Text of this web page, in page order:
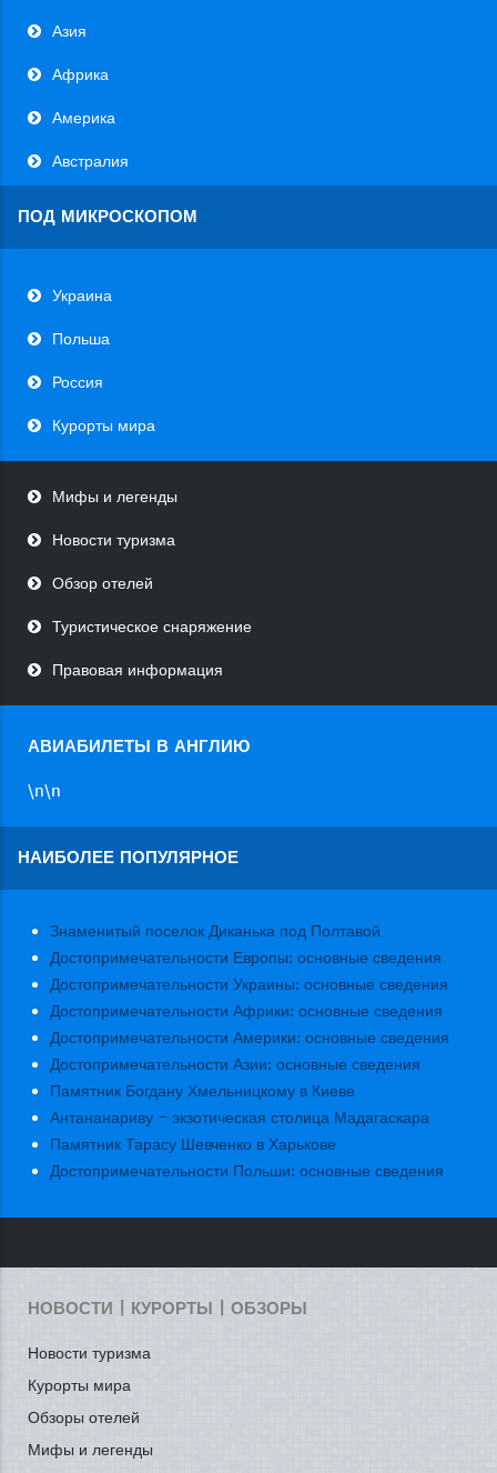
Азия
Африка
Америка
Австралия
ПОД МИКРОСКОПОМ
Украина
Польша
Россия
Курорты мира
Мифы и легенды
Новости туризма
Обзор отелей
Туристическое снаряжение
Правовая информация
АВИАБИЛЕТЫ В АНГЛИЮ
\n\n
НАИБОЛЕЕ ПОПУЛЯРНОЕ
Знаменитый поселок Диканька под Полтавой
Достопримечательности Европы: основные сведения
Достопримечательности Украины: основные сведения
Достопримечательности Африки: основные сведения
Достопримечательности Америки: основные сведения
Достопримечательности Азии: основные сведения
Памятник Богдану Хмельницкому в Киеве
Антананариву - экзотическая столица Мадагаскара
Памятник Тарасу Шевченко в Харькове
Достопримечательности Польши: основные сведения
НОВОСТИ | КУРОРТЫ | ОБЗОРЫ
Новости туризма
Курорты мира
Обзоры отелей
Мифы и легенды